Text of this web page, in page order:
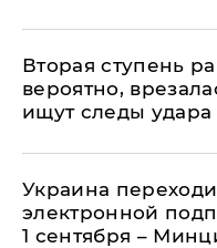
Вторая ступень
вероятно,
ищут следы
Украина
электронной
1 сентября –